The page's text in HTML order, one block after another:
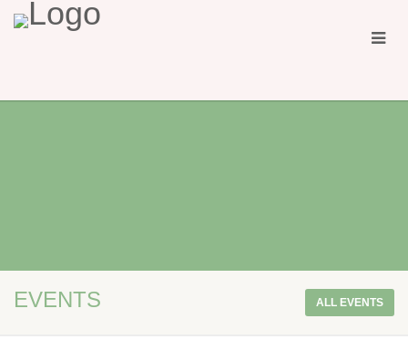
EVENTS ALL EVENTS